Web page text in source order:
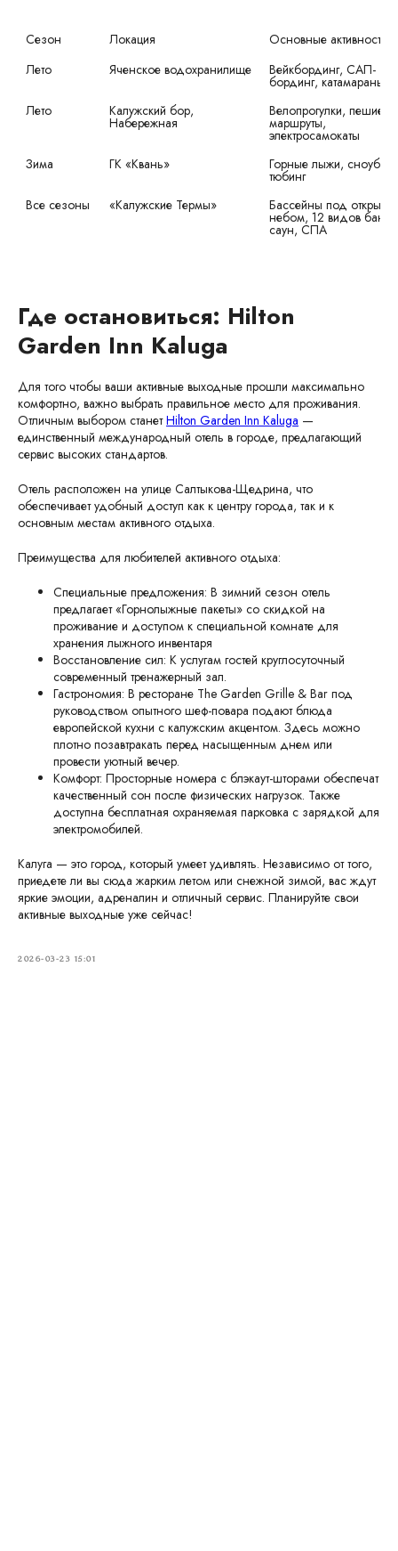
Локация
Основные активности
Лето
Яченское водохранилище Вейкбординг, САП-
бординг, катамараны
Лето
Калужский бор,
Набережная
Велопрогулки, пешие
маршруты,
электросамокаты
Зима
ГК «Квань» Горные лыжи,
тюбинг
Все сезоны
«Калужские Термы» Бассейны под
небом, 12 видов бань
саун, СПА
Где остановиться: Hilton
Garden Inn Kaluga
Для того чтобы ваши активные выходные прошли максимально
комфортно, важно выбрать правильное место для проживания.
Отличным выбором станетHilton Garden Inn Kaluga —
единственный международный отель в городе, предлагающий
сервис высоких стандартов.
Отель расположен на улице Салтыкова-Щедрина, что
обеспечивает удобный доступ как к центру города, так и к
основным местам активного отдыха.
Преимущества для любителей активного отдыха:
Специальные предложения: В зимний сезон отель
предлагает «Горнолыжные пакеты» со скидкой на
проживание и доступом к специальной комнате для
хранения лыжного инвентаря
Восстановление сил: К услугам гостей круглосуточный
современный тренажерный зал.
Гастрономия: В ресторане The Garden Grille & Bar под
руководством опытного шеф-повара подают блюда
европейской кухни с калужским акцентом. Здесь можно
плотно позавтракать перед насыщенным днем или
провести уютный вечер.
Комфорт: Просторные номера с блэкаут-шторами обеспечат
качественный сон после физических нагрузок. Также
доступна бесплатная охраняемая парковка с зарядкой для
электромобилей.
Калуга — это город, который умеет удивлять. Независимо от того,
приедете ли вы сюда жарким летом или снежной зимой, вас ждут
яркие эмоции, адреналин и отличный сервис. Планируйте свои
активные выходные уже сейчас!
2026-03-23 15:01